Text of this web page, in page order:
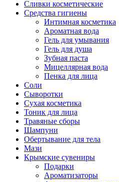
Сливки косметические
Средства гигиены
Интимная косметика
Ароматная вода
Гель для умывания
Гель для душа
Зубная паста
Мицеллярная вода
Пенка для лица
Соли
Сыворотки
Сухая косметика
Тоник для лица
Травяные сборы
Шампуни
Обертывание для тела
Мази
Крымские сувениры
Подарки
Ароматизаторы